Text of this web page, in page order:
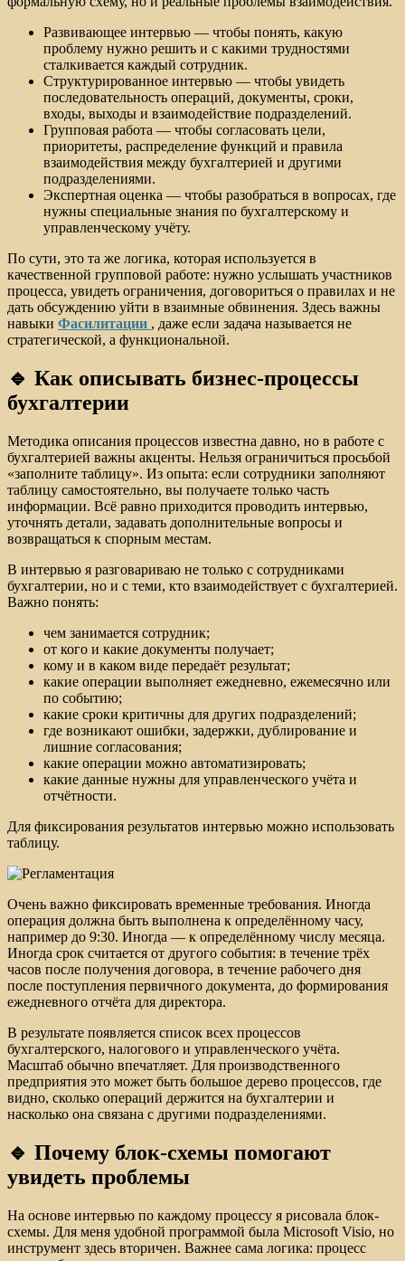
Развивающее интервью — чтобы понять, какую
проблему нужно решить и с какими трудностями
сталкивается каждый сотрудник.
Структурированное интервью — чтобы увидеть
последовательность операций, документы, сроки,
входы, выходы и взаимодействие подразделений.
Групповая работа — чтобы согласовать цели,
приоритеты, распределение функций и правила
взаимодействия между бухгалтерией и другими
подразделениями.
Экспертная оценка — чтобы разобраться в вопросах, где
нужны специальные знания по бухгалтерскому и
управленческому учёту.
По сути, это та же логика, которая используется в
качественной групповой работе: нужно услышать участников
процесса, увидеть ограничения, договориться о правилах и не
дать обсуждению уйти в взаимные обвинения. Здесь важны
навыки Фасилитации , даже если задача называется не
стратегической, а функциональной.
🔹 Как описывать бизнес-процессы
бухгалтерии
Методика описания процессов известна давно, но в работе с
бухгалтерией важны акценты. Нельзя ограничиться просьбой
«заполните таблицу». Из опыта: если сотрудники заполняют
таблицу самостоятельно, вы получаете только часть
информации. Всё равно приходится проводить интервью,
уточнять детали, задавать дополнительные вопросы и
возвращаться к спорным местам.
В интервью я разговариваю не только с сотрудниками
бухгалтерии, но и с теми, кто взаимодействует с бухгалтерией.
Важно понять:
чем занимается сотрудник;
от кого и какие документы получает;
кому и в каком виде передаёт результат;
какие операции выполняет ежедневно, ежемесячно или
по событию;
какие сроки критичны для других подразделений;
где возникают ошибки, задержки, дублирование и
лишние согласования;
какие операции можно автоматизировать;
какие данные нужны для управленческого учёта и
отчётности.
Для фиксирования результатов интервью можно использовать
таблицу.
Очень важно фиксировать временные требования. Иногда
операция должна быть выполнена к определённому часу,
например до 9:30. Иногда — к определённому числу месяца.
Иногда срок считается от другого события: в течение трёх
часов после получения договора, в течение рабочего дня
после поступления первичного документа, до формирования
ежедневного отчёта для директора.
В результате появляется список всех процессов
бухгалтерского, налогового и управленческого учёта.
Масштаб обычно впечатляет. Для производственного
предприятия это может быть большое дерево процессов, где
видно, сколько операций держится на бухгалтерии и
насколько она связана с другими подразделениями.
🔹 Почему блок-схемы помогают
увидеть проблемы
На основе интервью по каждому процессу я рисовала блок-
схемы. Для меня удобной программой была Microsoft Visio, но
инструмент здесь вторичен. Важнее сама логика: процесс